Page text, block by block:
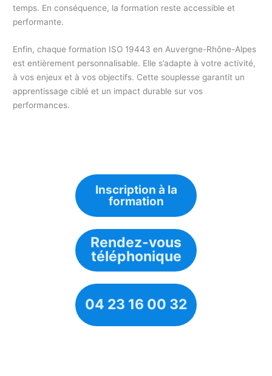
temps. En conséquence, la formation reste accessible et
performante.
Enfin, chaque formation ISO 19443 en Auvergne-Rhône-Alpes
est entièrement personnalisable. Elle s’adapte à votre activité,
à vos enjeux et à vos objectifs. Cette souplesse garantit un
apprentissage ciblé et un impact durable sur vos
performances.
Inscription à la
formation
Rendez-vous
téléphonique
04 23 16 00 32